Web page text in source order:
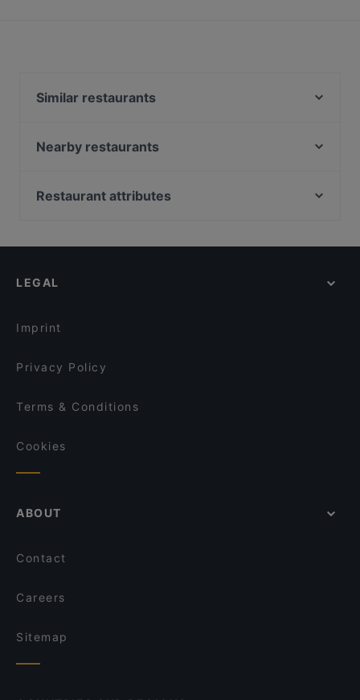
Similar restaurants
Eliés Restaurant und Bar Hamburg
Le Levant Bistro
Bao Bao Vegan Vietnamese
Nearby restaurants
Café Lale
HANAMI
Yaku Restaurante
Restaurant attributes
Restaurants For Groups in Hamburg
LEGAL
Imprint
Privacy Policy
Terms & Conditions
Cookies
ABOUT
Contact
Careers
Sitemap